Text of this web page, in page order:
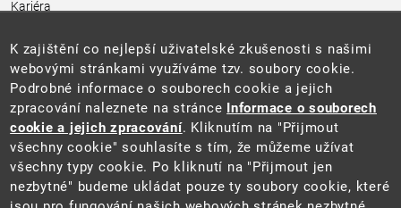
Kariéra
Pro média a veřejnost
Povinně zveřejňované informace
Kontakty
Přistupnost budovy úřadu MŽP
(PDF, 204 kB)
Web
Aktuality
Ochrana osobních údajů
Prohlášení o přístupnosti
K zajištění co nejlepší uživatelské zkušenosti s našimi
webovými stránkami využíváme tzv. soubory cookie.
Podrobné informace o souborech cookie a jejich
zpracování naleznete na stránce Informace o souborech
cookie a jejich zpracování. Kliknutím na "Přijmout
všechny cookie" souhlasíte s tím, že můžeme užívat
všechny typy cookie. Po kliknutí na "Přijmout jen
nezbytné" budeme ukládat pouze ty soubory cookie, které